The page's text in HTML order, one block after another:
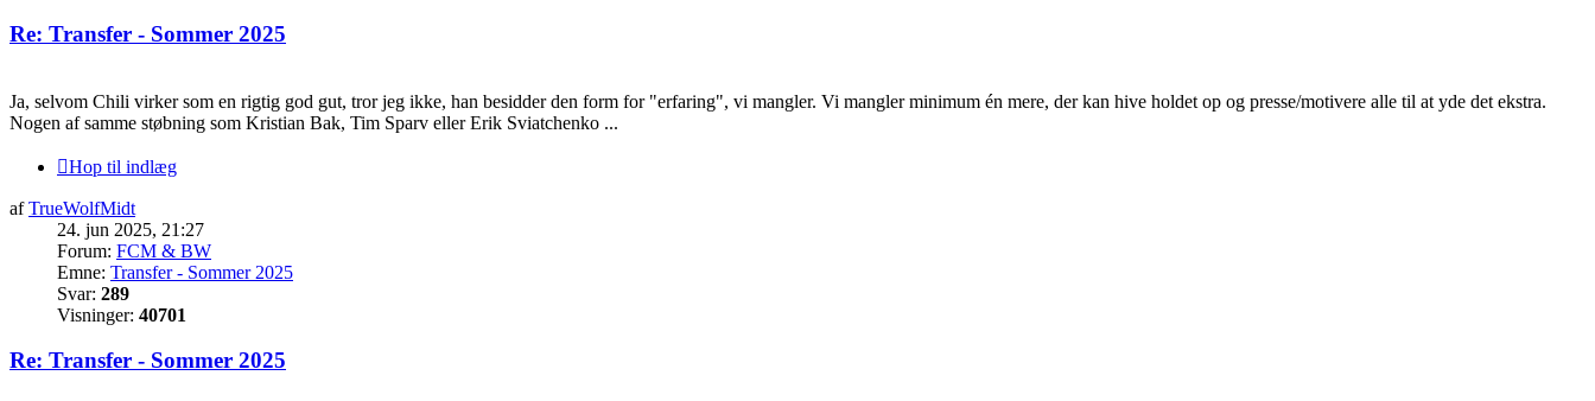
Re: Transfer - Sommer 2025
Ja, selvom Chili virker som en rigtig god gut, tror jeg ikke, han besidder den form for "erfaring", vi mangler. Vi mangler minimum én mere, der kan hive holdet op og presse/motivere alle til at yde det ekstra.
Nogen af samme støbning som Kristian Bak, Tim Sparv eller Erik Sviatchenko ...
Hop til indlæg
afTrueWolfMidt
24. jun 2025, 21:27
Forum: FCM & BW
Emne: Transfer - Sommer 2025
Svar: 289
Visninger: 40701
Re: Transfer - Sommer 2025